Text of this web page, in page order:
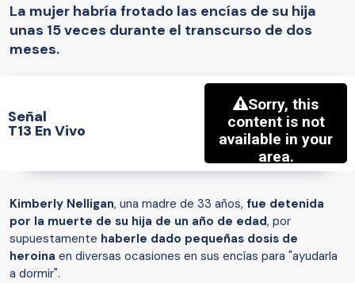
La mujer habría frotado las encías de su hija
unas 15 veces durante el transcurso de dos
meses.
Señal
T13 En Vivo
Kimberly Nelligan, una madre de 33 años, fue detenida
por la muerte de su hija de un año de edad, por
supuestamente haberle dado pequeñas dosis de
heroina en diversas ocasiones en sus encías para "ayudarla
a dormir".